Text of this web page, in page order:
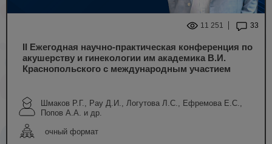
11 251 33
II Ежегодная научно-практическая конференция по
акушерству и гинекологии им академика В.И.
Краснопольского с международным участием
Шмаков Р.Г., Рау Д.И., Логутова Л.С., Ефремова Е.С.,
Попов А.А. и др.
очный формат